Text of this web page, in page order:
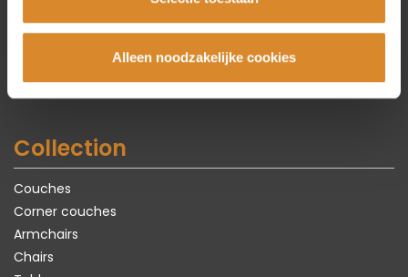
Alleen noodzakelijke cookies
Beverwijk
Collection
Couches
Corner couches
Armchairs
Chairs